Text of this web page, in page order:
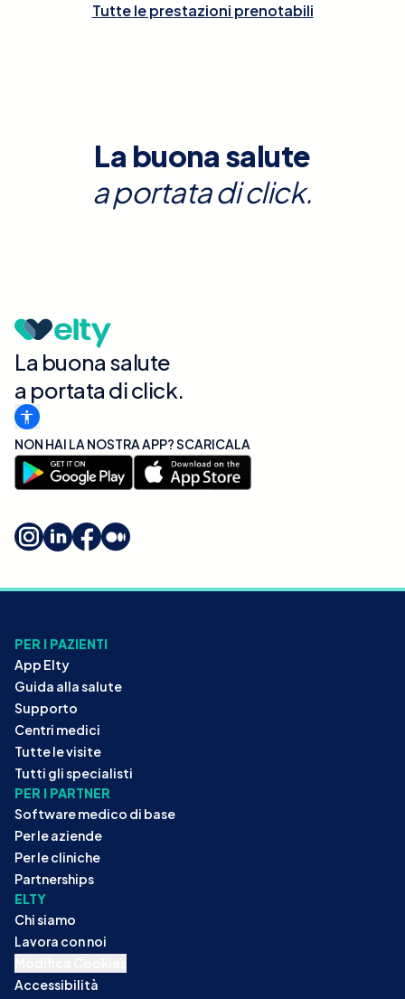
Tutte le prestazioni prenotabili
La buona salute
a portata di click.
La buona salute
a portata di click.
NON HAI LA NOSTRA APP? SCARICALA
PER I PAZIENTI
App Elty
Guida alla salute
Supporto
Centri medici
Tutte le visite
Tutti gli specialisti
PER I PARTNER
Software medico di base
Per le aziende
Per le cliniche
Partnerships
ELTY
Chi siamo
Lavora con noi
Accessibilità